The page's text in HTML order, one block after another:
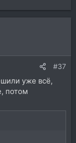
#37
уже всё,
потом